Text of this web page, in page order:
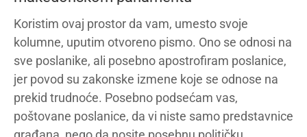
Koristim ovaj prostor da vam, umesto svoje
kolumne, uputim otvoreno pismo. Ono se odnosi na
sve poslanike, ali posebno apostrofiram poslanice,
jer povod su zakonske izmene koje se odnose na
prekid trudnoće. Posebno podsećam vas,
poštovane poslanice, da vi niste samo predstavnice